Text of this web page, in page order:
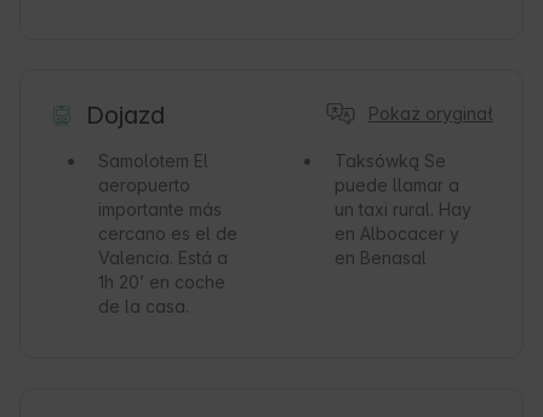
Dojazd Pokaż oryginał
Samolotem El
aeropuerto
importante más
cercano es el de
Valencia. Está a
1h 20’ en coche
de la casa.
Taksówką Se
puede llamar a
un taxi rural. Hay
en Albocacer y
en Benasal